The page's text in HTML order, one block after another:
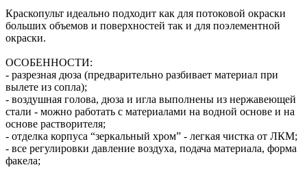
Краскопульт идеально подходит как для потоковой окраски
больших объемов и поверхностей так и для поэлементной
окраски.
ОСОБЕННОСТИ:
- разрезная дюза (предварительно разбивает материал при
вылете из сопла);
- воздушная голова, дюза и игла выполнены из нержавеющей
стали - можно работать с материалами на водной основе и на
основе растворителя;
- отделка корпуса “зеркальный хром” - легкая чистка от ЛКМ;
- все регулировки давление воздуха, подача материала, форма
факела;